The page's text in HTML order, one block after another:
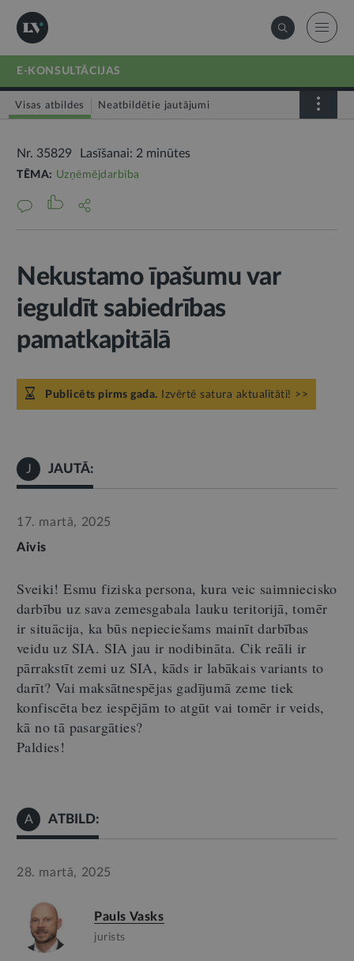
E-KONSULTĀCIJAS
Visas atbildes Neatbildētie jautājumi
Nr. 35829 Lasīšanai: 2 minūtes
TĒMA: Uzņēmējdarbība
Nekustamo īpašumu var
ieguldīt sabiedrības
pamatkapitālā
Publicēts pirms gada. Izvērtē satura aktualitāti! >>
J JAUTĀ:
17. martā, 2025
Aivis
Sveiki! Esmu fiziska persona, kura veic saimniecisko
darbību uz sava zemesgabala lauku teritorijā, tomēr
ir situācija, ka būs nepieciešams mainīt darbības
veidu uz SIA. SIA jau ir nodibināta. Cik reāli ir
pārrakstīt zemi uz SIA, kāds ir labākais variants to
darīt? Vai maksātnespējas gadījumā zeme tiek
konfiscēta bez iespējām to atgūt vai tomēr ir veids,
kā no tā pasargāties?
Paldies!
A ATBILD:
28. martā, 2025
Pauls Vasks
jurists